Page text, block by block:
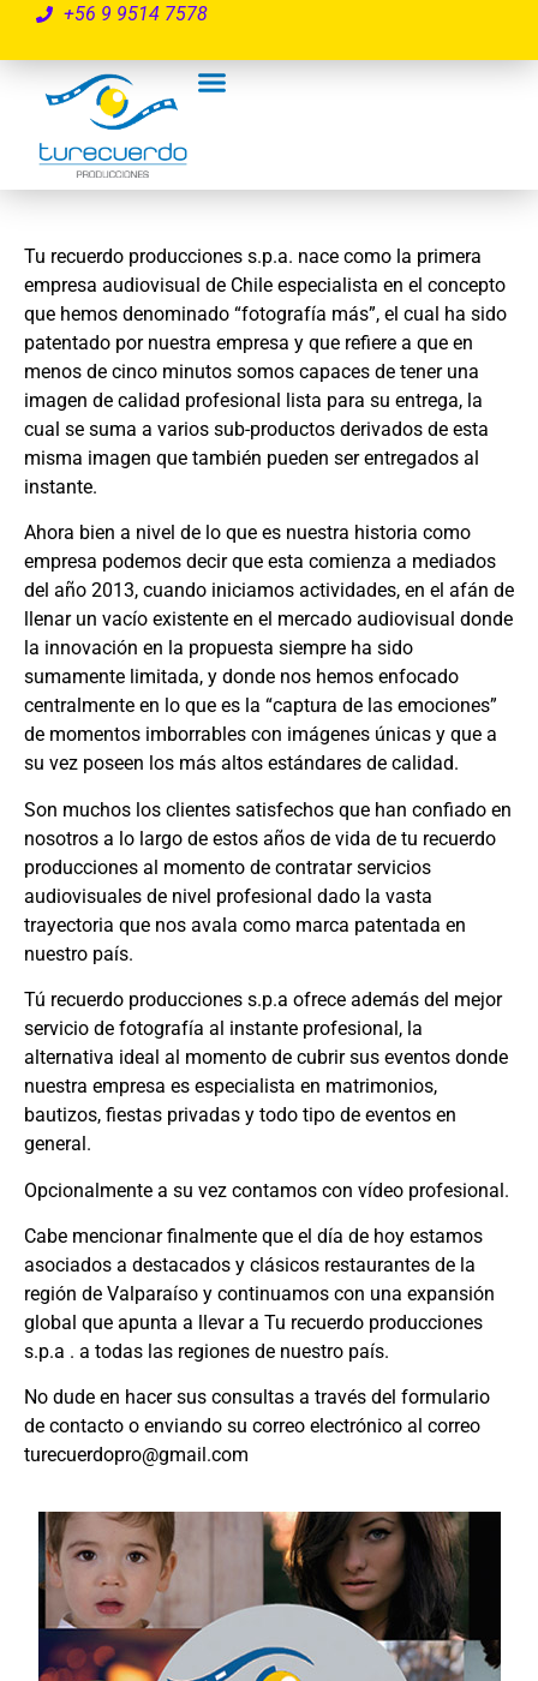
+56 9 9514 7578
Tu recuerdo producciones s.p.a. nace como la primera
empresa audiovisual de Chile especialista en el concepto
que hemos denominado “fotografía más”, el cual ha sido
patentado por nuestra empresa y que refiere a que en
menos de cinco minutos somos capaces de tener una
imagen de calidad profesional lista para su entrega, la
cual se suma a varios sub-productos derivados de esta
misma imagen que también pueden ser entregados al
instante.
Ahora bien a nivel de lo que es nuestra historia como
empresa podemos decir que esta comienza a mediados
del año 2013, cuando iniciamos actividades, en el afán de
llenar un vacío existente en el mercado audiovisual donde
la innovación en la propuesta siempre ha sido
sumamente limitada, y donde nos hemos enfocado
centralmente en lo que es la “captura de las emociones”
de momentos imborrables con imágenes únicas y que a
su vez poseen los más altos estándares de calidad.
Son muchos los clientes satisfechos que han confiado en
nosotros a lo largo de estos años de vida de tu recuerdo
producciones al momento de contratar servicios
audiovisuales de nivel profesional dado la vasta
trayectoria que nos avala como marca patentada en
nuestro país.
Tú recuerdo producciones s.p.a ofrece además del mejor
servicio de fotografía al instante profesional, la
alternativa ideal al momento de cubrir sus eventos donde
nuestra empresa es especialista en matrimonios,
bautizos, fiestas privadas y todo tipo de eventos en
general.
Opcionalmente a su vez contamos con vídeo profesional.
Cabe mencionar finalmente que el día de hoy estamos
asociados a destacados y clásicos restaurantes de la
región de Valparaíso y continuamos con una expansión
global que apunta a llevar a Tu recuerdo producciones
s.p.a . a todas las regiones de nuestro país.
No dude en hacer sus consultas a través del formulario
de contacto o enviando su correo electrónico al correo
turecuerdopro@gmail.com